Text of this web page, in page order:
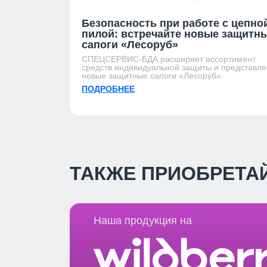
Безопасность при работе с
пилой: встречайте новые
сапоги «Лесоруб»
СПЕЦСЕРВИС-БДА расширяет ассортимент
средств индивидуальной защиты и
новые защитные сапоги «Лесоруб».
ПОДРОБНЕЕ
ТАКЖЕ
Наша продукция на